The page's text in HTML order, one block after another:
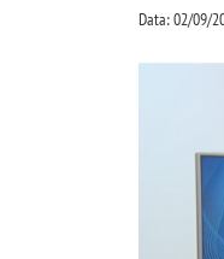
Data: 02/09/